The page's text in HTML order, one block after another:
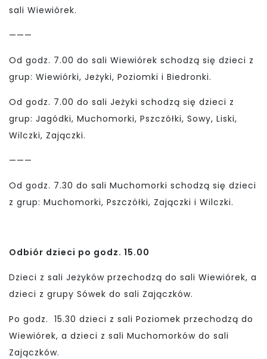
sali Wiewiórek.
———
Od godz. 7.00 do sali Wiewiórek schodzą się dzieci z
grup: Wiewiórki, Jeżyki, Poziomki i Biedronki.
Od godz. 7.00 do sali Jeżyki schodzą się dzieci z
grup: Jagódki, Muchomorki, Pszczółki, Sowy, Liski,
Wilczki, Zajączki.
———
Od godz. 7.30 do sali Muchomorki schodzą się dzieci
z grup: Muchomorki, Pszczółki, Zajączki i Wilczki.
Odbiór dzieci po godz. 15.00
Dzieci z sali Jeżyków przechodzą do sali Wiewiórek, a
dzieci z grupy Sówek do sali Zajączków.
Po godz. 15.30 dzieci z sali Poziomek przechodzą do
Wiewiórek, a dzieci z sali Muchomorków do sali
Zajączków.